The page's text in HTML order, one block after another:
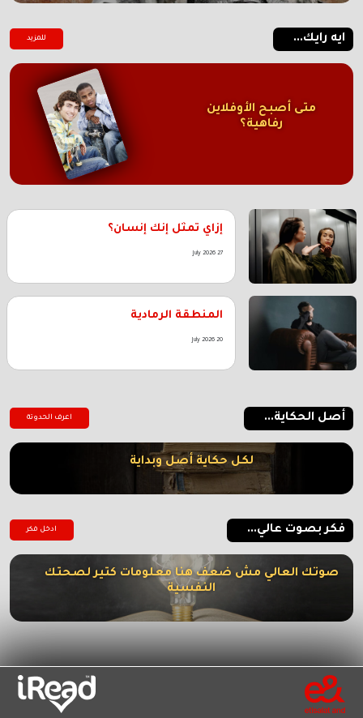
ايه رايك... للمزيد
متى أصبح الأوفلاين
رفاهية؟
إزاي تمثل إنك إنسان؟
27 July 2026
المنطقة الرمادية
20 July 2026
أصل الحكاية... اعرف الحدوتة
لكل حكاية أصل وبداية
فكر بصوت عالي... ادخل فكر
صوتك العالي مش ضعف هنا معلومات كتير لصحتك
النفسية